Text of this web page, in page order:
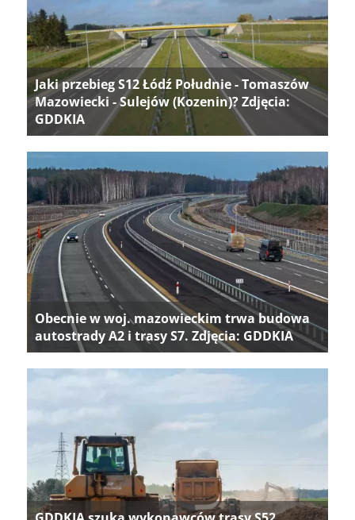
Jaki przebieg S12 Łódź Południe - Tomaszów
Mazowiecki - Sulejów (Kozenin)? Zdjęcia:
GDDKIA
Obecnie w woj. mazowieckim trwa budowa
autostrady A2 i trasy S7. Zdjęcia: GDDKIA